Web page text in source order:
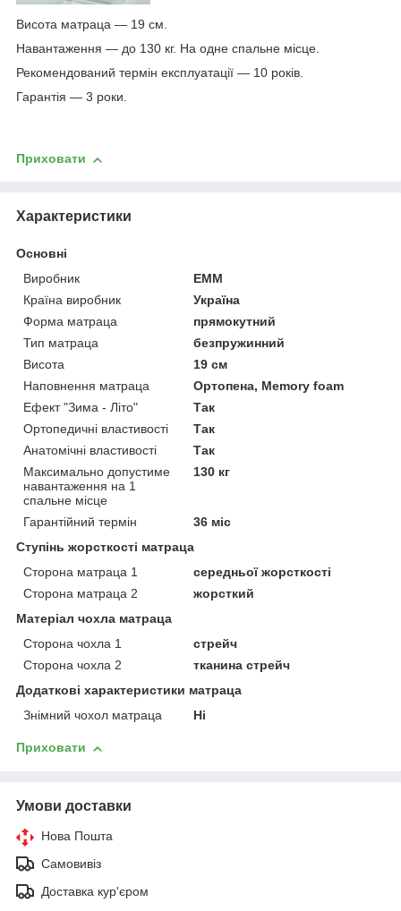
Висота матраца — 19 см.
Навантаження — до 130 кг. На одне спальне місце.
Рекомендований термін експлуатації — 10 років.
Гарантія — 3 роки.
Приховати
Характеристики
Основні
Виробник
ЕММ
Країна виробник
Україна
Форма матраца
прямокутний
Тип матраца
безпружинний
Висота
19 см
Наповнення матраца
Ортопена, Memory foam
Ефект "Зима - Літо"
Так
Ортопедичні властивості
Так
Анатомічні властивості
Так
Максимально допустиме
навантаження на 1
спальне місце
130 кг
Гарантійний термін
36 міс
Ступінь жорсткості матраца
Сторона матраца 1
середньої жорсткості
Сторона матраца 2
жорсткий
Матеріал чохла матраца
Сторона чохла 1
стрейч
Сторона чохла 2
тканина стрейч
Додаткові характеристики матраца
Знімний чохол матраца
Ні
Приховати
Умови доставки
Нова Пошта
Самовивіз
Доставка кур'єром